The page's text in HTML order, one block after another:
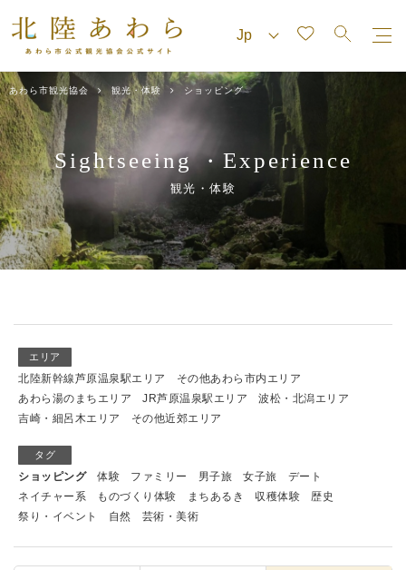
あわら市観光協会 観光・体験 ショッピング
Sightseeing・ Experience
観光・体験
エリア
北陸新幹線芦原温泉駅エリア
その他あわら市内エリア
あわら湯のまちエリア
JR芦原温泉駅エリア
波松・北潟エリア
吉崎・細呂木エリア
その他近郊エリア
タグ
ショッピング 体験 ファミリー 男子旅 女子旅
デート
ネイチャー系
ものづくり体験 まちあるき 収穫体験
歴史
祭り・イベント
自然 芸術・美術